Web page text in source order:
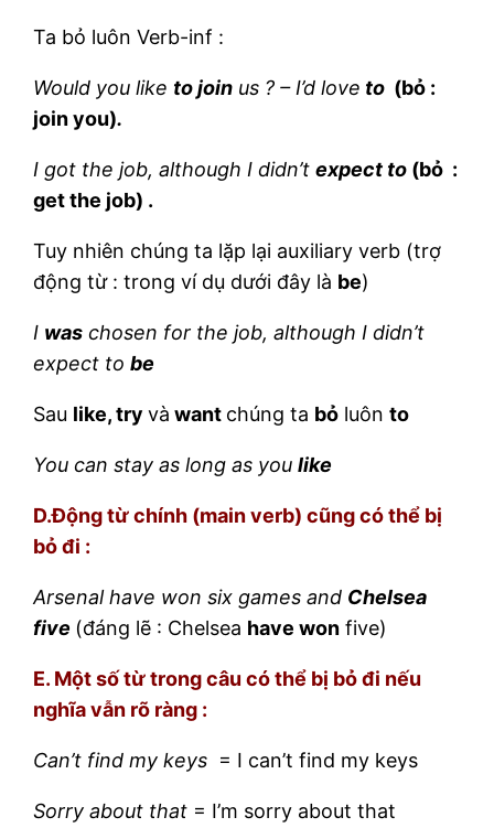
Ta bỏ luôn Verb-inf :
Would you like to join us ? – I’d love to (bỏ :
join you).
I got the job, although I didn’texpect to (bỏ :
get the job) .
Tuy nhiên chúng ta lặp lại auxiliary verb (trợ
động từ : trong ví dụ dưới đây là be)
I was chosen for the job, although I didn’t
expect tobe
Sau like, tryvà want chúng ta bỏ luônto
You can stay as long as youlike
D.Động từ chính (main verb) cũng có thể bị
bỏ đi :
Arsenal have won six games and Chelsea
five (đáng lẽ : Chelsea have won five)
E. Một số từ trong câu có thể bị bỏ đi nếu
nghĩa vẫn rõ ràng :
Can’t find my keys = I can’t find my keys
Sorry about that = I’m sorry about that